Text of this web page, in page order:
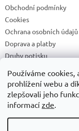
Používáme
prohlížení webu a
zlepšovali jeho
informací zde.
Obchodní podmínky
Cookies
Ochrana osobních údajů
Doprava a platby
Druhy potisku
Recyklační příspěvky